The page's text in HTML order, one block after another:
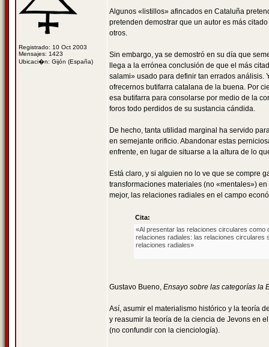
Registrado: 10 Oct 2003
Mensajes: 1423
Ubicaci�n: Gijón (España)
Algunos «listillos» afincados en Cataluña
pretenden demostrar que un autor es más
otros.
Sin embargo, ya se demostró en su día que
llega a la errónea conclusión de que el más
salami» usado para definir tan errados análisis.
ofrecernos butifarra catalana de la buena. Por
esa butifarra para consolarse por medio de la
foros todo perdidos de su sustancia cándida.
De hecho, tanta utilidad marginal ha servido
en semejante orificio. Abandonar estas
enfrente, en lugar de situarse a la altura de lo
Está claro, y si alguien no lo ve que se compre
transformaciones materiales (no «mentales»)
mejor, las relaciones radiales en el campo
Cita:
«Al presentar las relaciones circulares como
relaciones radiales: las relaciones circulares
relaciones radiales»
Gustavo Bueno, Ensayo sobre las categorías la
Así, asumir el materialismo histórico y la teoría
y reasumir la teoría de la ciencia de Jevons en
(no confundir con la cienciología).